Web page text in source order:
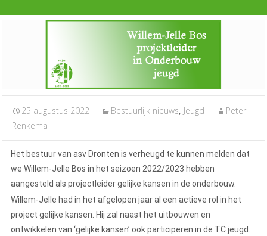
25 augustus 2022 Bestuurlijk nieuws, Jeugd
Peter
Renkema
Het bestuur van asv Dronten is verheugd te kunnen melden dat
we Willem-Jelle Bos in het seizoen 2022/2023 hebben
aangesteld als projectleider gelijke kansen in de onderbouw.
Willem-Jelle had in het afgelopen jaar al een actieve rol in het
project gelijke kansen. Hij zal naast het uitbouwen en
ontwikkelen van ‘gelijke kansen’ ook participeren in de TC jeugd.